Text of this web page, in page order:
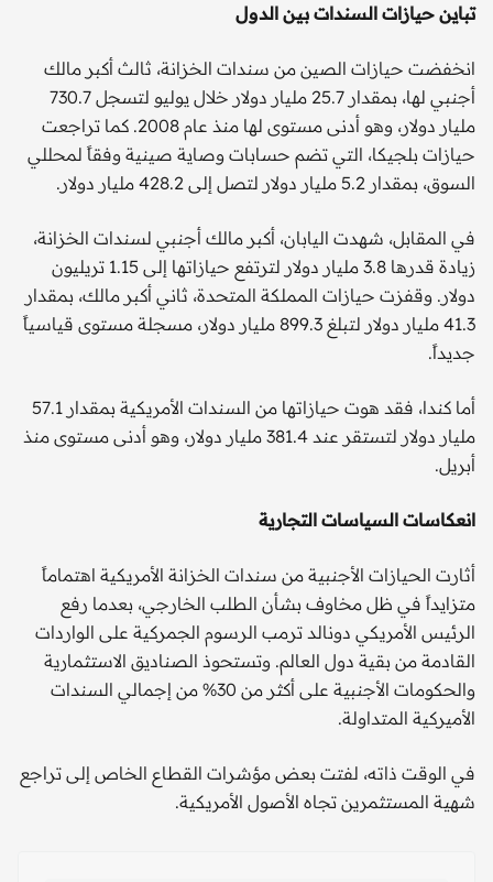
تباين حيازات السندات بين الدول
انخفضت حيازات الصين من سندات الخزانة، ثالث أكبر مالك
أجنبي لها، بمقدار 25.7 مليار دولار خلال يوليو لتسجل 730.7
مليار دولار، وهو أدنى مستوى لها منذ عام 2008. كما تراجعت
حيازات بلجيكا، التي تضم حسابات وصاية صينية وفقاً لمحللي
السوق، بمقدار 5.2 مليار دولار لتصل إلى 428.2 مليار دولار.
في المقابل، شهدت اليابان، أكبر مالك أجنبي لسندات الخزانة،
زيادة قدرها 3.8 مليار دولار لترتفع حيازاتها إلى 1.15 تريليون
دولار. وقفزت حيازات المملكة المتحدة، ثاني أكبر مالك، بمقدار
41.3 مليار دولار لتبلغ 899.3 مليار دولار، مسجلة مستوى قياسياً
جديداً.
أما كندا، فقد هوت حيازاتها من السندات الأمريكية بمقدار 57.1
مليار دولار لتستقر عند 381.4 مليار دولار، وهو أدنى مستوى منذ
أبريل.
انعكاسات السياسات التجارية
أثارت الحيازات الأجنبية من سندات الخزانة الأمريكية اهتماماً
متزايداً في ظل مخاوف بشأن الطلب الخارجي، بعدما رفع
الرئيس الأمريكي دونالد ترمب الرسوم الجمركية على الواردات
القادمة من بقية دول العالم. وتستحوذ الصناديق الاستثمارية
والحكومات الأجنبية على أكثر من 30% من إجمالي السندات
الأميركية المتداولة.
في الوقت ذاته، لفتت بعض مؤشرات القطاع الخاص إلى تراجع
شهية المستثمرين تجاه الأصول الأمريكية.